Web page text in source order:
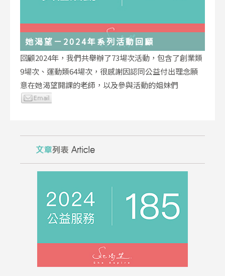
她渴望－2024年系列活動回顧
回顧2024年，我們共舉辦了73場次活動，包含了創業類
9場次、運動類64場次，很感謝因認同公益付出理念願
意在她渴望開課的老師，以及參與活動的姐妹們